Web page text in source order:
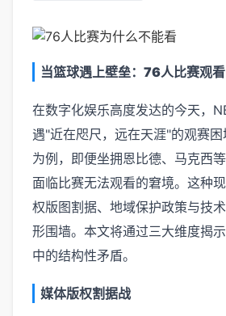
当篮球遇上壁垒：76人比赛观
在数字化娱乐高度发达的今天，
遇"近在咫尺，远在天涯"的观赛
为例，即便坐拥恩比德、马克西
面临比赛无法观看的窘境。这种
权版图割据、地域保护政策与技
形围墙。本文将通过三大维度揭
中的结构性矛盾。
媒体版权割据战